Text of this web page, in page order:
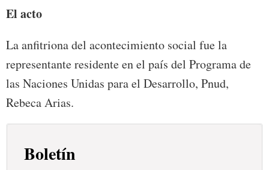
El acto
La anfitriona del acontecimiento social fue la
representante residente en el país del Programa de
las Naciones Unidas para el Desarrollo, Pnud,
Rebeca Arias.
Boletín